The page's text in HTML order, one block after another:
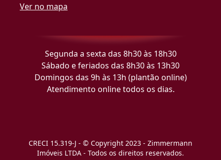
Ver no mapa
Segunda a sexta das 8h30 às 18h30
Sábado e feriados das 8h30 às 13h30
Domingos das 9h às 13h (plantão online)
Atendimento online todos os dias.
CRECI 15.319-J - © Copyright 2023 - Zimmermann
Imóveis LTDA - Todos os direitos reservados.